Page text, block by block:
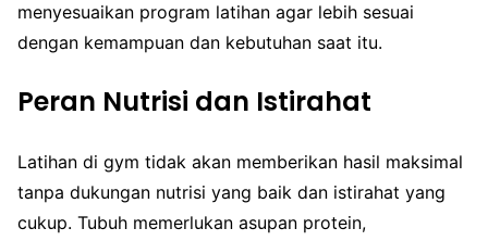
menyesuaikan program latihan agar lebih sesuai
dengan kemampuan dan kebutuhan saat itu.
Peran Nutrisi dan Istirahat
Latihan di gym tidak akan memberikan hasil maksimal
tanpa dukungan nutrisi yang baik dan istirahat yang
cukup. Tubuh memerlukan asupan protein,